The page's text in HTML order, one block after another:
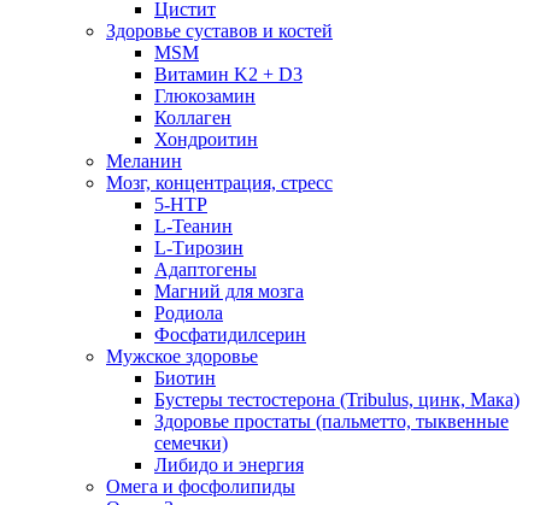
Цистит
Здоровье суставов и костей
MSM
Витамин K2 + D3
Глюкозамин
Коллаген
Хондроитин
Меланин
Мозг, концентрация, стресс
5-HTP
L-Теанин
L-Тирозин
Адаптогены
Магний для мозга
Родиола
Фосфатидилсерин
Мужское здоровье
Биотин
Бустеры тестостерона (Tribulus, цинк, Мака)
Здоровье простаты (пальметто, тыквенные
семечки)
Либидо и энергия
Омега и фосфолипиды